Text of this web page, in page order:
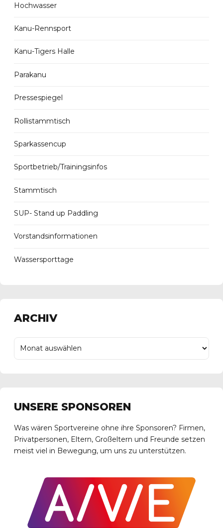
Hochwasser
Kanu-Rennsport
Kanu-Tigers Halle
Parakanu
Pressespiegel
Rollistammtisch
Sparkassencup
Sportbetrieb/Trainingsinfos
Stammtisch
SUP- Stand up Paddling
Vorstandsinformationen
Wassersporttage
ARCHIV
UNSERE SPONSOREN
Was wären Sportvereine ohne ihre Sponsoren? Firmen,
Privatpersonen, Eltern, Großeltern und Freunde setzen
meist viel in Bewegung, um uns zu unterstützen.